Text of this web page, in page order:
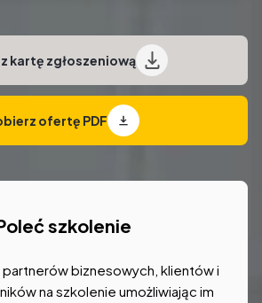
kartę zgłoszeniową
ofertę PDF
szkolenie
biznesowych, klientów i
na szkolenie umożliwiając im